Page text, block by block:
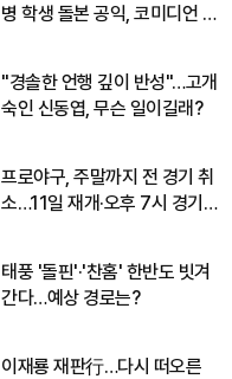
병 학생 돌본 공익, 코미디언 김
"경솔한 언행 깊이 반성"…고개
숙인 신동엽, 무슨 일이길래?
프로야구, 주말까지 전 경기 취
소…11일 재개·오후 7시 경기
태풍 '돌핀'·'찬홈' 한반도 빗겨
간다…예상 경로는?
이재룡 재판行…다시 떠오른